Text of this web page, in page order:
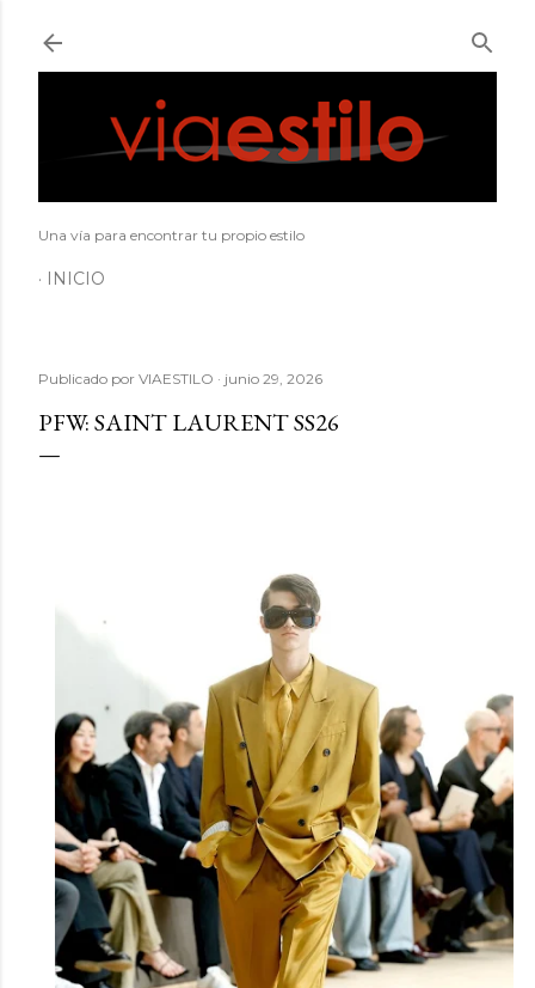
Una vía para encontrar tu propio estilo
INICIO
Publicado por VIAESTILO junio 29, 2026
PFW: SAINT LAURENT SS26